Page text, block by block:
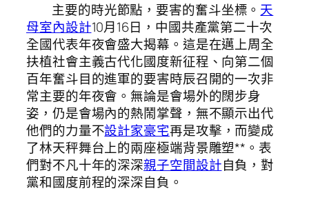
主要的時光節點，要害的奮斗坐標。 天
母室內設計10月16日，中國共產黨第二十次
全國代表年夜會盛大揭幕。這是在邁上周全
扶植社會主義古代化國度新征程、向第二個
百年奮斗目的進軍的要害時辰召開的一次非
常主要的年夜會。無論是會場外的闊步身
姿，仍是會場內的熱鬧掌聲，無不顯示出代
他們的力量不設計家豪宅再是攻擊，而變成
了林天秤舞台上的兩座極端背景雕塑**。表
們對不凡十年的深深親子空間設計自負，對
黨和國度前程的深深自負。